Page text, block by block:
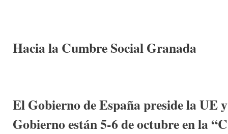
Hacia la Cumbre Social Granada
El Gobierno de España preside la UE
Gobierno están 5-6 de octubre en la